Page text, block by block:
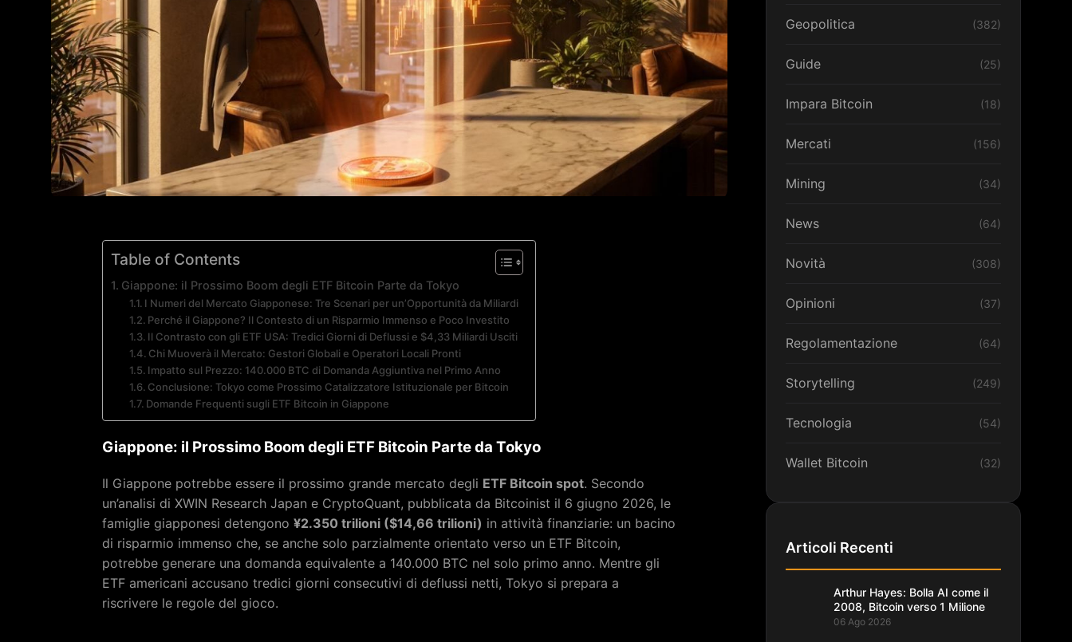
Table of Contents
Giappone: il Prossimo Boom degli ETF Bitcoin Parte da Tokyo
I Numeri del Mercato Giapponese: Tre Scenari per un’Opportunità da Miliardi
Perché il Giappone? Il Contesto di un Risparmio Immenso e Poco Investito
Il Contrasto con gli ETF USA: Tredici Giorni di Deflussi e $4,33 Miliardi Usciti
Chi Muoverà il Mercato: Gestori Globali e Operatori Locali Pronti
Impatto sul Prezzo: 140.000 BTC di Domanda Aggiuntiva nel Primo Anno
Conclusione: Tokyo come Prossimo Catalizzatore Istituzionale per Bitcoin
Domande Frequenti sugli ETF Bitcoin in Giappone
Giappone: il Prossimo Boom degli ETF Bitcoin Parte da Tokyo
Il Giappone potrebbe essere il prossimo grande mercato degli ETF Bitcoin spot. Secondo
un’analisi di XWIN Research Japan e CryptoQuant, pubblicata da Bitcoinist il 6 giugno 2026, le
famiglie giapponesi detengono ¥2.350 trilioni ($14,66 trilioni) in attività finanziarie: un bacino
di risparmio immenso che, se anche solo parzialmente orientato verso un ETF Bitcoin,
potrebbe generare una domanda equivalente a 140.000 BTC nel solo primo anno. Mentre gli
ETF americani accusano tredici giorni consecutivi di deflussi netti, Tokyo si prepara a
riscrivere le regole del gioco.
Geopolitica (382)
Guide (25)
Impara Bitcoin (18)
Mercati (156)
Mining (34)
News (64)
Novità (308)
Opinioni (37)
Regolamentazione (64)
Storytelling (249)
Tecnologia (54)
Wallet Bitcoin (32)
Articoli Recenti
Arthur Hayes: Bolla AI come il
2008, Bitcoin verso 1 Milione
06 Ago 2026